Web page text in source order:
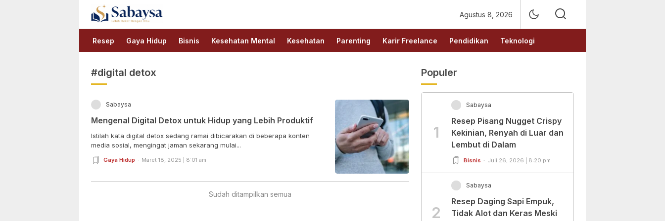
Sabaysa
Lebih Dekat Dengan Ilmu
Agustus 8, 2026
Resep Gaya Hidup Bisnis Kesehatan Mental Kesehatan Parenting Karir Freelance Pendidikan Teknologi
#digital detox
Sabaysa
Mengenal Digital Detox untuk Hidup yang Lebih Produktif
Istilah kata digital detox sedang ramai dibicarakan di beberapa konten
media sosial, mengingat jaman sekarang mulai...
Gaya Hidup Maret 18, 2025 | 8:01 am
Sudah ditampilkan semua
Populer
1
Sabaysa
Resep Pisang Nugget Crispy
Kekinian, Renyah di Luar dan
Lembut di Dalam
Bisnis Juli 26, 2026 | 8:20 pm
2
Sabaysa
Resep Daging Sapi Empuk,
Tidak Alot dan Keras Meski